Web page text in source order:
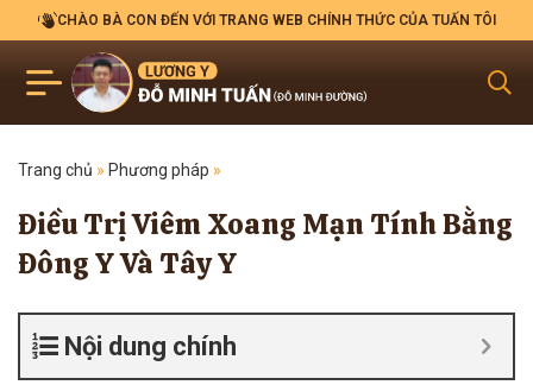
CHÀO BÀ CON ĐẾN VỚI TRANG WEB CHÍNH THỨC CỦA TUẤN TÔI
Trang chủ » Phương pháp »
Điều Trị Viêm Xoang Mạn Tính Bằng
Đông Y Và Tây Y
Nội dung chính